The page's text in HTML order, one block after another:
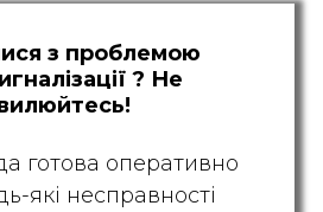
з проблемою
? Не
готова оперативно
які несправності